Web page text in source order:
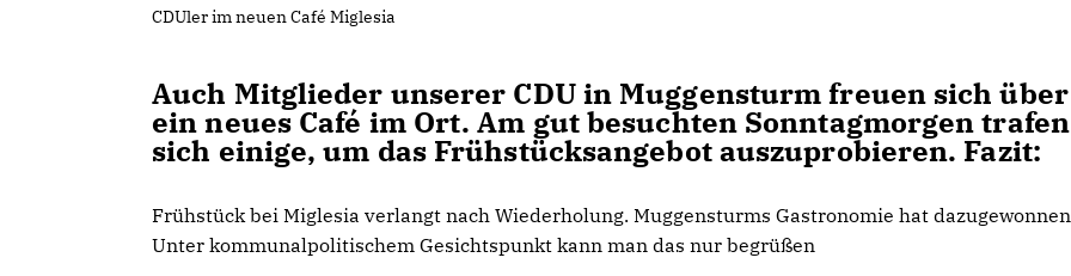
CDUler im neuen Café Miglesia
Auch Mitglieder unserer CDU in Muggensturm freuen sich über
ein neues Café im Ort. Am gut besuchten Sonntagmorgen trafen
sich einige, um das Frühstücksangebot auszuprobieren. Fazit:
Frühstück bei Miglesia verlangt nach Wiederholung. Muggensturms Gastronomie hat
Unter kommunalpolitischem Gesichtspunkt kann man das nur begrüßen